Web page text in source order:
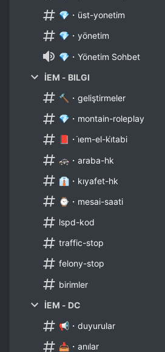
💎・üst-yonetim
💎・yönetim
💎・Yönetim Sohbet
İEM - BILGI
🔨・geliştirmeler
💎・montain-roleplay
📕・i̇em-el-ki̇tabi
🚓・araba-hk
👔・kıyafet-hk
⌚・mesai-saati
lspd-kod
traffic-stop
felony-stop
birimler
İEM - DC
📢・duyurular
📥・anılar